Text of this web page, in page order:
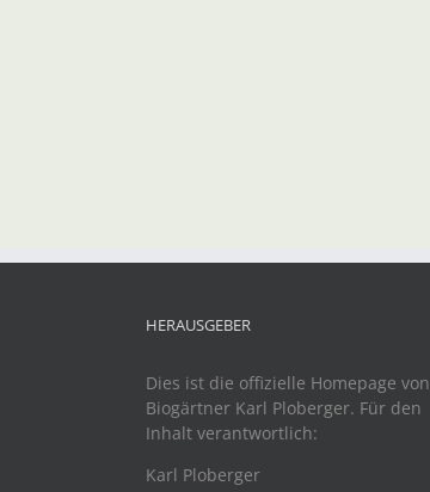
HERAUSGEBER
Dies ist die offizielle Homepage von
Biogärtner Karl Ploberger. Für den
Inhalt verantwortlich:
Karl Ploberger